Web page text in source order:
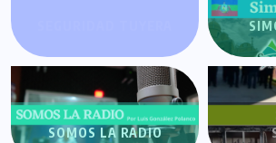
SOMOS LA RADIO